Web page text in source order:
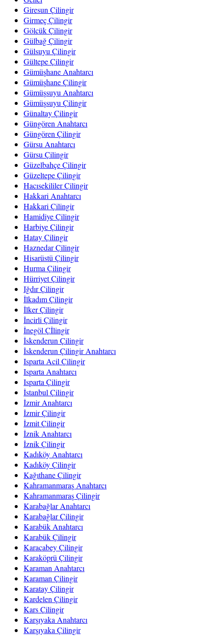
Giresun Çilingir
Girmeç Çilingir
Gölcük Çilingir
Gülbağ Çilingir
Gülsuyu Çilingir
Gültepe Çilingir
Gümüşhane Anahtarcı
Gümüşhane Çilingir
Gümüşsuyu Anahtarcı
Gümüşsuyu Çilingir
Günaltay Çilingir
Güngören Anahtarcı
Güngören Çilingir
Gürsu Anahtarcı
Gürsu Çilingir
Güzelbahçe Çilingir
Güzeltepe Çilingir
Hacısekililer Çilingir
Hakkari Anahtarcı
Hakkari Çilingir
Hamidiye Çilingir
Harbiye Çilingir
Hatay Çilingir
Haznedar Çilingir
Hisarüstü Çilingir
Hurma Çilingir
Hürriyet Çilingir
Iğdır Çilingir
İlkadım Çilingir
İlker Çilingir
İncirli Çilingir
İnegöl Çİlingir
İskenderun Çilingir
İskenderun Çilingir Anahtarcı
Isparta Acil Çilingir
Isparta Anahtarcı
Isparta Çilingir
İstanbul Çilingir
İzmir Anahtarcı
İzmir Çilingir
İzmit Çilingir
İznik Anahtarcı
İznik Çilingir
Kadıköy Anahtarcı
Kadıköy Çilingir
Kağıthane Çilingir
Kahramanmaraş Anahtarcı
Kahramanmaraş Çilingir
Karabağlar Anahtarcı
Karabağlar Çilingir
Karabük Anahtarcı
Karabük Çilingir
Karacabey Çilingir
Karaköprü Çilingir
Karaman Anahtarcı
Karaman Çilingir
Karatay Çilingir
Kardelen Çilingir
Kars Çilingir
Karşıyaka Anahtarcı
Karşıyaka Çilingir